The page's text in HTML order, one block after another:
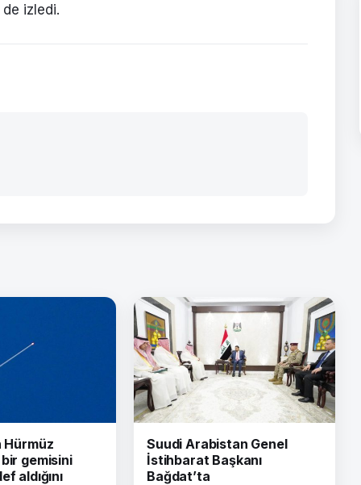
izledi.
Hürmüz
bir gemisini
aldığını
Suudi Arabistan Genel
İstihbarat Başkanı
Bağdat’ta